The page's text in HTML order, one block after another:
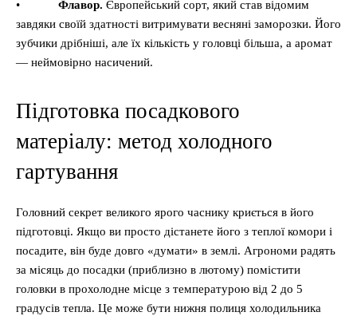
• Флавор. Європейський сорт, який став відомим
завдяки своїй здатності витримувати весняні заморозки. Його
зубчики дрібніші, але їх кількість у головці більша, а аромат
— неймовірно насичений.
Підготовка посадкового
матеріалу: метод холодного
гартування
Головний секрет великого ярого часнику криється в його
підготовці. Якщо ви просто дістанете його з теплої комори і
посадите, він буде довго «думати» в землі. Агрономи радять
за місяць до посадки (приблизно в лютому) помістити
головки в прохолодне місце з температурою від 2 до 5
градусів тепла. Це може бути нижня полиця холодильника